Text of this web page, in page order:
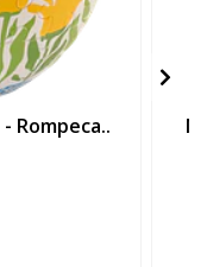
Rompeca..